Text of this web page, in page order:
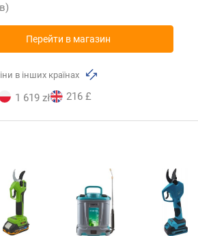
Перейти в магазин
в інших країнах
1 619 zł 216 £